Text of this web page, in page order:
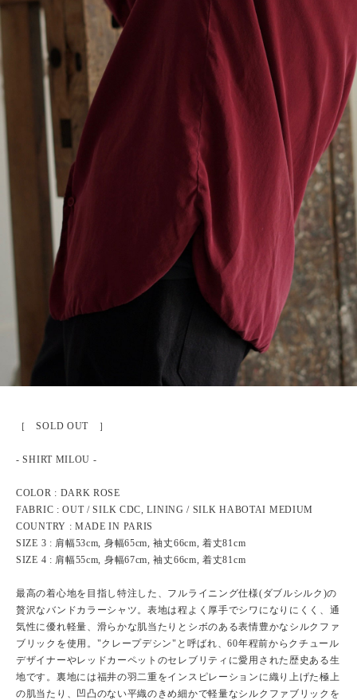
［ SOLD OUT ］
- SHIRT MILOU -
COLOR : DARK ROSE
FABRIC : OUT / SILK CDC, LINING / SILK HABOTAI MEDIUM
COUNTRY : MADE IN PARIS
SIZE 3 : 肩幅53cm, 身幅65cm, 袖丈66cm, 着丈81cm
SIZE 4 : 肩幅55cm, 身幅67cm, 袖丈66cm, 着丈81cm
最高の着心地を目指し特注した、フルライニング仕様(ダブルシルク)の
贅沢なバンドカラーシャツ。表地は程よく厚手でシワになりにくく、通
気性に優れ軽量、滑らかな肌当たりとシボのある表情豊かなシルクファ
ブリックを使用。"クレープデシン"と呼ばれ、60年程前からクチュール
デザイナーやレッドカーペットのセレブリティに愛用された歴史ある生
地です。裏地には福井の羽二重をインスピレーションに織り上げた極上
の肌当たり、凹凸のない平織のきめ細かで軽量なシルクファブリックを